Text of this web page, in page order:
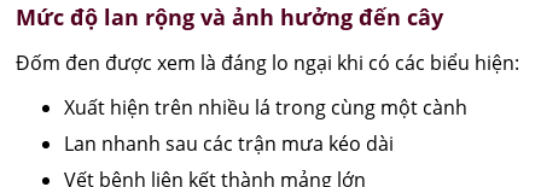
Mức độ lan rộng và ảnh hưởng đến cây
Đốm đen được xem là đáng lo ngại khi có các biểu hiện:
Xuất hiện trên nhiều lá trong cùng một cành
Lan nhanh sau các trận mưa kéo dài
Vết bệnh liên kết thành mảng lớn